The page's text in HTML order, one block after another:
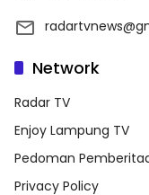
Network
Radar TV
Enjoy Lampung TV
Pedoman
Privacy Policy